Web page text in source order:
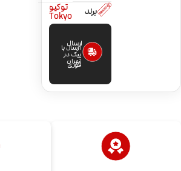
برند توکیو
Tokyo
ارسال
فوری
ارسال با
پیک در
تهران